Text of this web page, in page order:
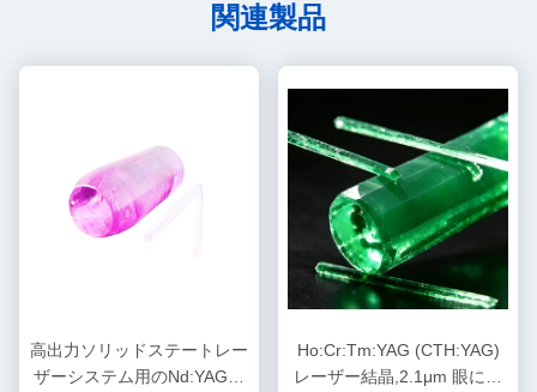
関連製品
高出力ソリッドステートレー
ザーシステム用のNd:YAGネ
Ho:Cr:Tm:YAG (CTH:YAG)
レーザー結晶,2.1μm 眼に安